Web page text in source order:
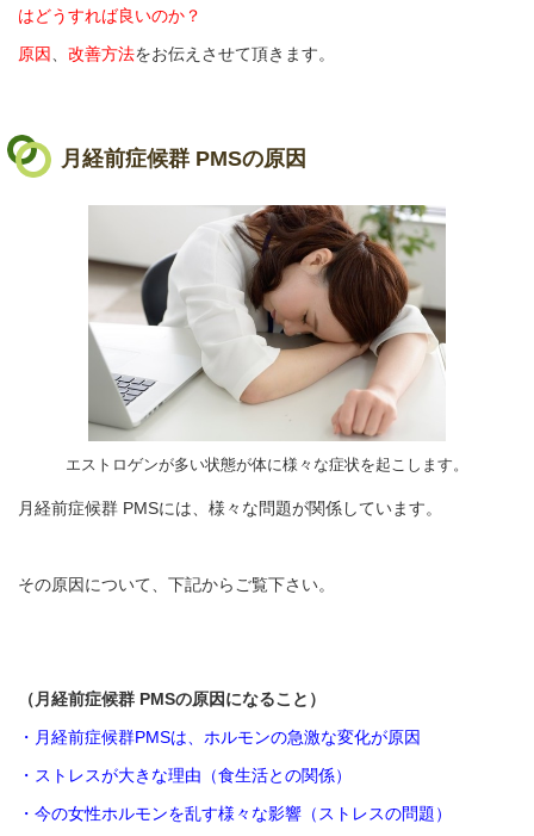
はどうすれば良いのか？
原因
改善方法をお伝えさせて頂きます。
月経前症候群 PMSの原因
エストロゲンが多い状態が体に様々な症状を起こします。
月経前症候群 PMSには、様々な問題が関係しています。
その原因について、下記からご覧下さい。
（ 月経前症候群 PMSの原因になること）
・ 月経前症候群PMSは、ホルモンの急激な変化が原因
・ ストレスが大きな理由（食生活との関係）
・ 今の女性ホルモンを乱す様々な影響 （ストレスの問題）